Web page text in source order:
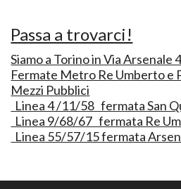
Passa a trovarci!
Siamo a Torino in Via Arsenale
Fermate Metro Re Umberto e
Mezzi Pubblici
Linea 4 /11/58 fermata San
Linea 9/68/67 fermata Re
Linea 55/57/15 fermata